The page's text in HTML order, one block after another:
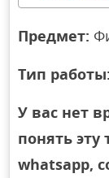
Предмет:
Тип работы:
У вас нет
понять
whatsapp,